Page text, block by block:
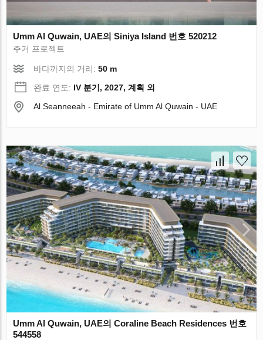
Umm Al Quwain, UAE의 Siniya Island 번호 520212
주거 프로젝트
바다까지의 거리:50 m
완료 연도: IV 분기, 2027, 계획 외
Al Seanneeah - Emirate of Umm Al Quwain - UAE
Umm Al Quwain, UAE의 Coraline Beach Residences 번호
544558